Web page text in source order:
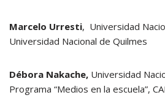
Marcelo Urresti, Universidad
Universidad Nacional de Quilmes
Débora Nakache, Universidad
Programa “Medios en la escuela”,